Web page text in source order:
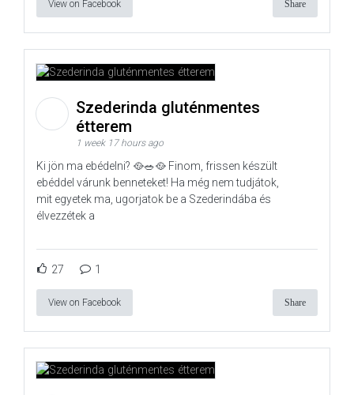
View on Facebook Share
Szederinda gluténmentes
étterem
1 week 17 hours ago
Ki jön ma ebédelni? 🥘🥗🥘 Finom, frissen készült
ebéddel várunk benneteket! Ha még nem tudjátok,
mit egyetek ma, ugorjatok be a Szederindába és
élvezzétek a
27 1
View on Facebook Share